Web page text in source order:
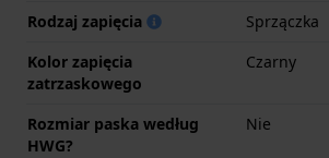
Rodzaj zapięcia
Sprzączka
Kolor zapięcia
zatrzaskowego
Czarny
Rozmiar paska według
HWG?
Nie